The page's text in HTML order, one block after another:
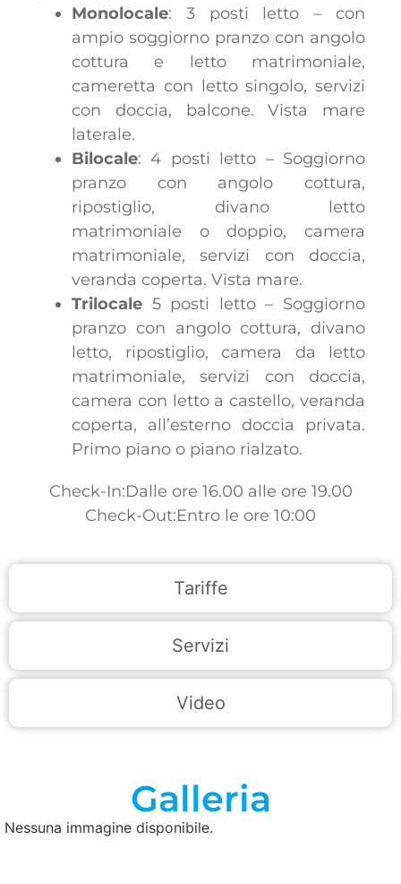
Tariffe
Servizi
Video
Monolocale: 3 posti letto – con
ampio soggiorno pranzo con angolo
cottura e letto matrimoniale,
cameretta con letto singolo, servizi
con doccia, balcone. Vista mare
laterale.
Bilocale: 4 posti letto – Soggiorno
pranzo con angolo cottura,
ripostiglio, divano letto
matrimoniale o doppio, camera
matrimoniale, servizi con doccia,
veranda coperta. Vista mare.
Trilocale 5 posti letto – Soggiorno
pranzo con angolo cottura, divano
letto, ripostiglio, camera da letto
matrimoniale, servizi con doccia,
camera con letto a castello, veranda
coperta, all’esterno doccia privata.
Primo piano o piano rialzato.
Check-In:Dalle ore 16.00 alle ore 19.00
Check-Out:Entro le ore 10:00
Galleria
Nessuna immagine disponibile.